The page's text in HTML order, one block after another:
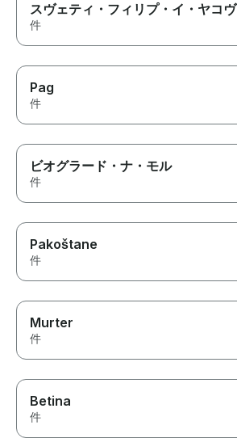
スヴェティ・フィリプ・イ・ヤコヴ
件
Pag
件
ビオグラード・ナ・モル
件
Pakoštane
件
Murter
件
Betina
件